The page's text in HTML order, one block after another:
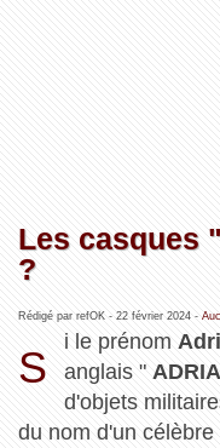
Les casques
?
Rédigé par refOK - 22 février 2024-
S
i le prénom
anglais "
d'objets
du nom d'un